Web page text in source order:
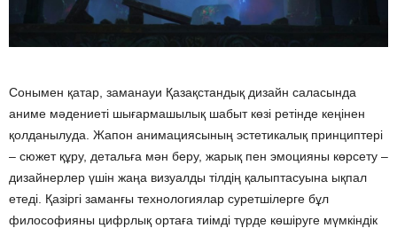
Сонымен қатар, заманауи Қазақстандық дизайн саласында
аниме мәдениеті шығармашылық шабыт көзі ретінде кеңінен
қолданылуда. Жапон анимациясының эстетикалық принциптері
– сюжет құру, детальға мән беру, жарық пен эмоцияны көрсету –
дизайнерлер үшін жаңа визуалды тілдің қалыптасуына ықпал
етеді. Қазіргі заманғы технологиялар суретшілерге бұл
философияны цифрлық ортаға тиімді түрде көшіруге мүмкіндік